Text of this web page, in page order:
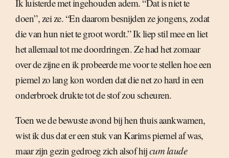
Ik luisterde met ingehouden adem. “Dat is niet te
doen”, zei ze. “En daarom besnijden ze jongens, zodat
die van hun niet te groot wordt.” Ik liep stil mee en liet
het allemaal tot me doordringen. Ze had het zomaar
over de zijne en ik probeerde me voor te stellen hoe een
piemel zo lang kon worden dat die net zo hard in een
onderbroek drukte tot de stof zou scheuren.
Toen we de bewuste avond bij hen thuis aankwamen,
wist ik dus dat er een stuk van Karims piemel af was,
maar zijn gezin gedroeg zich alsof hijcum laude